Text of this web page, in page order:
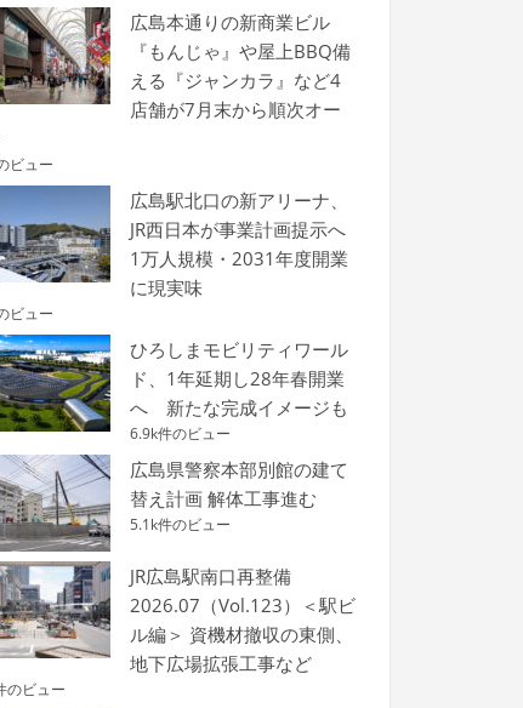
広島本通りの新商業ビル
『もんじゃ』や屋上BBQ備
える『ジャンカラ』など4
店舗が7月末から順次オー
ビュー
広島駅北口の新アリーナ、
JR西日本が事業計画提示へ
1万人規模・2031年度開業
に現実味
ビュー
ひろしまモビリティワール
ド、1年延期し28年春開業
へ 新たな完成イメージも
6.9k件のビュー
広島県警察本部別館の建て
替え計画 解体工事進む
5.1k件のビュー
JR広島駅南口再整備
2026.07（Vol.123）＜駅ビ
ル編＞ 資機材撤収の東側、
地下広場拡張工事など
のビュー